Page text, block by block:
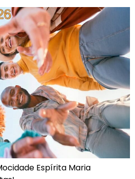
Espírita Maria